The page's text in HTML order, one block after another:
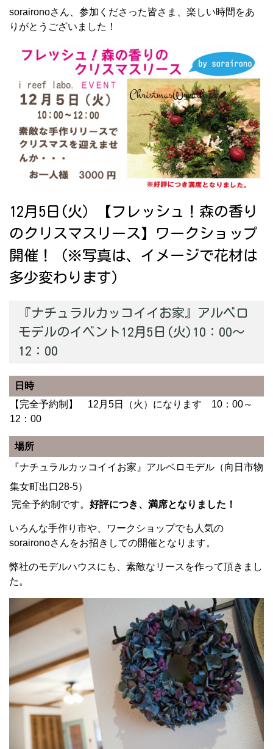
soraironoさん、参加くださった皆さま、楽しい時間をあ
りがとうございました！
12月5日(火）【フレッシュ！森の香り
のクリスマスリース】ワークショップ
開催！（※写真は、イメージで花材は
多少変わります）
『ナチュラルカッコイイお家』アルベロ
モデルのイベント12月5日(火)10：00～
12：00
日時
【完全予約制】 12月5日（火）になります 10：00～
12：00
場所
『ナチュラルカッコイイお家』アルベロモデル（向日市物
集女町出口28-5）
完全予約制です。 好評につき、満席となりました！
いろんな手作り市や、ワークショップでも人気の
soraironoさんをお招きしての開催となります。
弊社のモデルハウスにも、素敵なリースを作って頂きまし
た。